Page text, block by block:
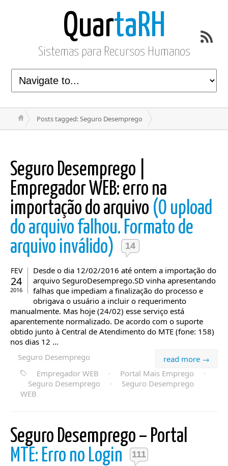
QuartaRH
Sistemas para Recursos Humanos
Posts tagged: Seguro Desemprego
Seguro Desemprego |
Empregador WEB: erro na
importação do arquivo (O upload
do arquivo falhou. Formato de
arquivo inválido)
14
FEV
24
2016
Desde o dia 12/02/2016 até ontem a importação do
arquivo SeguroDesemprego.SD vinha apresentando
falhas que impediam a finalização do processo e
obrigava o usuário a incluir o requerimento
manualmente. Mas hoje (24/02) esse serviço está
aparentemente normalizado. De acordo com o suporte
obtido junto à Central de Atendimento do MTE (fone: 158)
nos dias 12 ...
read more →
Seguro Desemprego
Empregador WEB
· Portal Mais Emprego
·
Seguro Desemprego
·
Seguro Desemprego
WEB
Seguro Desemprego – Portal
MTE: Erro no Login
111